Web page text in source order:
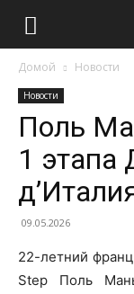
Домой Новости
Новости
Поль
1 этапа
09.05.2026
22-летний
Step Поль